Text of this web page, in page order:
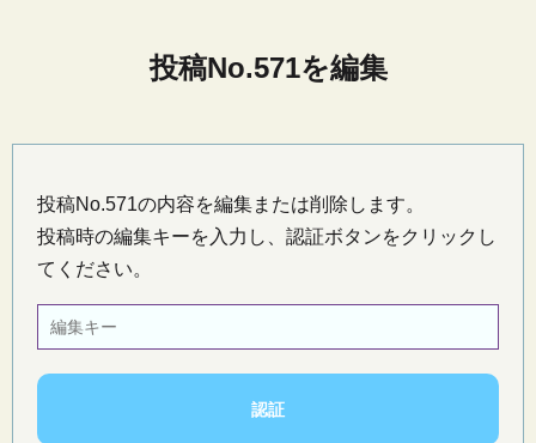
投稿No.571を編集
投稿No.571の内容を編集または削除します。
投稿時の編集キーを入力し、認証ボタンをクリックし
てください。